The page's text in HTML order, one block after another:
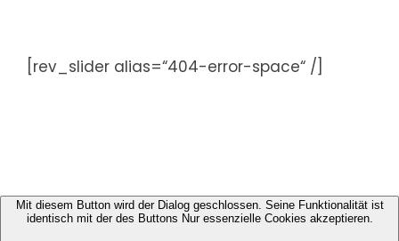
springen[rev_slider alias=“404-error-space“ /]
Mit diesem Button wird der Dialog geschlossen. Seine Funktionalität ist
identisch mit der des Buttons Nur essenzielle Cookies akzeptieren.